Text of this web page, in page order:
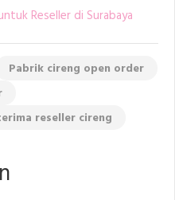
Reseller di Surabaya
Pabrik cireng open order
reseller cireng